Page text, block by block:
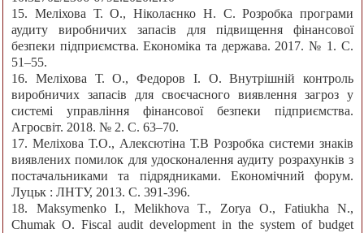
15. Меліхова Т. О., Ніколаєнко Н. С. Розробка програми
аудиту виробничих запасів для підвищення фінансової
безпеки підприємства. Економіка та держава. 2017. № 1. С.
51–55.
16. Меліхова Т. О., Федоров І. О. Внутрішній контроль
виробничих запасів для своєчасного виявлення загроз у
системі управління фінансової безпеки підприємства.
Агросвіт. 2018. № 2. С. 63–70.
17. Меліхова Т.О., Алексютіна Т.В Розробка системи знаків
виявлених помилок для удосконалення аудиту розрахунків з
постачальниками та підрядниками. Економічний форум.
Луцьк : ЛНТУ, 2013. С. 391-396.
18. Maksymenko I., Melikhova T., Zorya O., Fatiukha N.,
Chumak O. Fiscal audit development in the system of budget